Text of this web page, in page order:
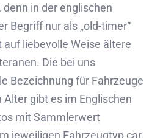
in der englischen
Begriff nur als „old-timer“
liebevolle Weise ältere
Die bei uns
Bezeichnung für Fahrzeuge
gibt es im Englischen
mit Sammlerwert
jeweiligen Fahrzeugtyp car,